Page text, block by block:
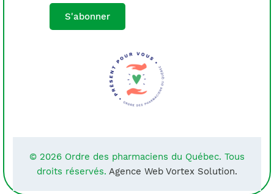
S'abonner
© 2026 Ordre des pharmaciens du Québec. Tous
droits réservés. Agence Web Vortex Solution.